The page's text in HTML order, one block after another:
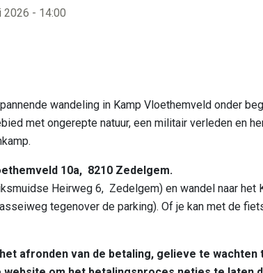
Bezienswaardigheden in de regio
2026 - 14:00
wandeling in Kamp Vloethemveld onder
met ongerepte natuur, een militair verleden en
10a, 8210 Zedelgem.
Heirweg 6, Zedelgem) en wandel naar het
tegenover de parking). Of je kan met de
het afronden van de betaling, gelieve te